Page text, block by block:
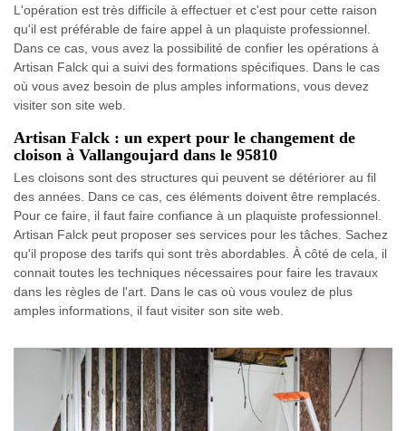
L'opération est très difficile à effectuer et c'est pour cette raison
qu'il est préférable de faire appel à un plaquiste professionnel.
Dans ce cas, vous avez la possibilité de confier les opérations à
Artisan Falck qui a suivi des formations spécifiques. Dans le cas
où vous avez besoin de plus amples informations, vous devez
visiter son site web.
Artisan Falck : un expert pour le changement de
cloison à Vallangoujard dans le 95810
Les cloisons sont des structures qui peuvent se détériorer au fil
des années. Dans ce cas, ces éléments doivent être remplacés.
Pour ce faire, il faut faire confiance à un plaquiste professionnel.
Artisan Falck peut proposer ses services pour les tâches. Sachez
qu'il propose des tarifs qui sont très abordables. À côté de cela, il
connait toutes les techniques nécessaires pour faire les travaux
dans les règles de l'art. Dans le cas où vous voulez de plus
amples informations, il faut visiter son site web.